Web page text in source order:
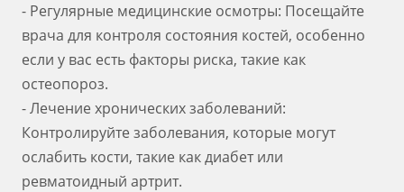
- Регулярные медицинские осмотры: Посещайте
врача для контроля состояния костей, особенно
если у вас есть факторы риска, такие как
остеопороз.
- Лечение хронических заболеваний:
Контролируйте заболевания, которые могут
ослабить кости, такие как диабет или
ревматоидный артрит.